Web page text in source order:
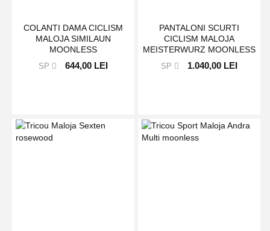
COLANTI DAMA CICLISM
MALOJA SIMILAUN
MOONLESS
SP 644,00 LEI
PANTALONI SCURTI
CICLISM MALOJA
MEISTERWURZ MOONLESS
SP 1.040,00 LEI